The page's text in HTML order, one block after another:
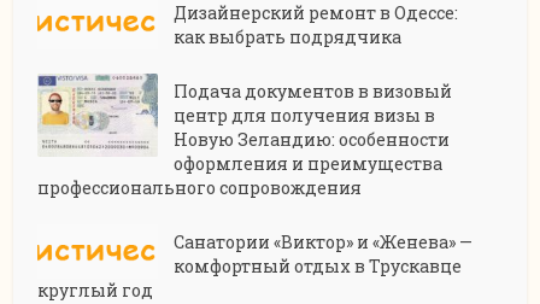
Дизайнерский ремонт в Одессе:
как выбрать подрядчика
Подача документов в визовый
центр для получения визы в
Новую Зеландию: особенности
оформления и преимущества
профессионального сопровождения
Санатории «Виктор» и «Женева» —
комфортный отдых в Трускавце
круглый год